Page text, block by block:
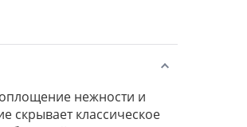
нежности и
скрывает классическое